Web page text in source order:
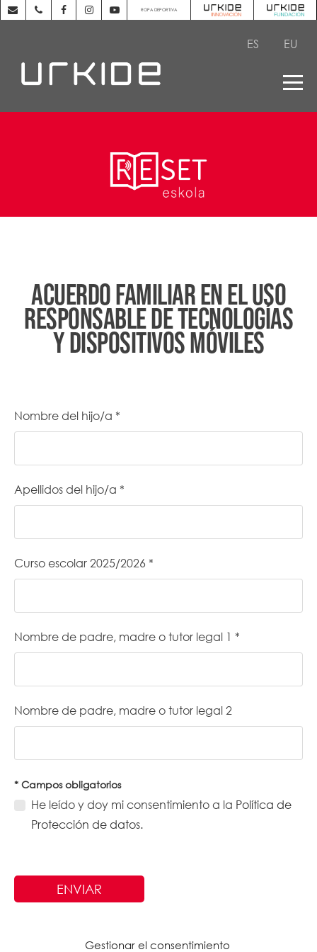
Gestionar el consentimiento
ROPA DEPORTIVA
ES EU
ACUERDO FAMILIAR EN EL USO
RESPONSABLE DE TECNOLOGÍAS
Y DISPOSITIVOS MÓVILES
Nombre del hijo/a *
Apellidos del hijo/a *
Curso escolar 2025/2026 *
Nombre de padre, madre o tutor legal 1 *
Nombre de padre, madre o tutor legal 2
* Campos obligatorios
He leído y doy mi consentimiento a la Política de
Protección de datos.